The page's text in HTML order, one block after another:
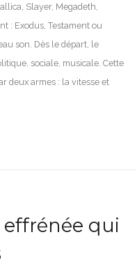
Slayer, Megadeth,
: Exodus, Testament ou
son. Dès le départ, le
sociale, musicale. Cette
deux armes : la vitesse et
effrénée qui